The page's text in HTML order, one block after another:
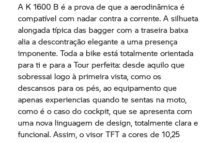
A K 1600 B é a prova de que a aerodinâmica é
compatível com nadar contra a corrente. A silhueta
alongada típica das bagger com a traseira baixa
alia a descontração elegante a uma presença
imponente. Toda a bike está totalmente orientada
para ti e para a Tour perfeita: desde aquilo que
sobressai logo à primeira vista, como os
descansos para os pés, ao equipamento que
apenas experiencias quando te sentas na moto,
como é o caso do cockpit, que se apresenta com
uma nova linguagem de design, totalmente clara e
funcional. Assim, o visor TFT a cores de 10,25